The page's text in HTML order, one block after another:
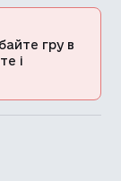
гру в
і